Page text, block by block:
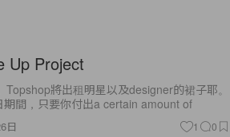
Up Project
將出租明星以及designer的裙子耶。
間，只要你付出a certain amount of
日 1 0